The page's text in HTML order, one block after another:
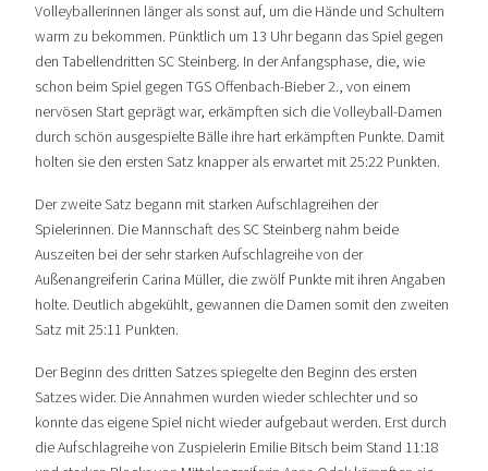
Volleyballerinnen länger als sonst auf, um die Hände und Schultern
warm zu bekommen. Pünktlich um 13 Uhr begann das Spiel gegen
den Tabellendritten SC Steinberg. In der Anfangsphase, die, wie
schon beim Spiel gegen TGS Offenbach-Bieber 2., von einem
nervösen Start geprägt war, erkämpften sich die Volleyball-Damen
durch schön ausgespielte Bälle ihre hart erkämpften Punkte. Damit
holten sie den ersten Satz knapper als erwartet mit 25:22 Punkten.
Der zweite Satz begann mit starken Aufschlagreihen der
Spielerinnen. Die Mannschaft des SC Steinberg nahm beide
Auszeiten bei der sehr starken Aufschlagreihe von der
Außenangreiferin Carina Müller, die zwölf Punkte mit ihren Angaben
holte. Deutlich abgekühlt, gewannen die Damen somit den zweiten
Satz mit 25:11 Punkten.
Der Beginn des dritten Satzes spiegelte den Beginn des ersten
Satzes wider. Die Annahmen wurden wieder schlechter und so
konnte das eigene Spiel nicht wieder aufgebaut werden. Erst durch
die Aufschlagreihe von Zuspielerin Emilie Bitsch beim Stand 11:18